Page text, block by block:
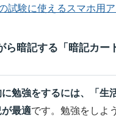
試験に使えるスマホ用
ら暗記する「暗記カー
勉強をするには、「生
最適です。勉強をしよ